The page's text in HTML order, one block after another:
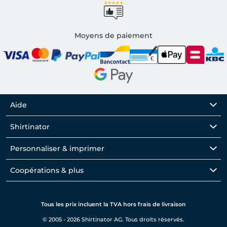
Moyens de paiement
Aide
Shirtinator
Personnaliser & imprimer
Coopérations & plus
Tous les prix incluent la TVA hors frais de livraison
© 2005 - 2026 Shirtinator AG. Tous droits réservés.